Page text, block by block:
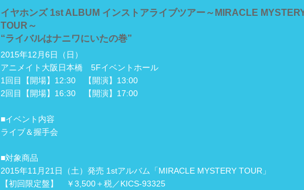
イヤホンズ 1st ALBUM インストアライブツアー～MIRACLE
TOUR～
“ライバルはナニワにいたの巻”
2015年12月6日（日）
アニメイト大阪日本橋 5Fイベントホール
1回目【開場】12:30 【開演】13:00
2回目【開場】16:30 【開演】17:00
■イベント内容
ライブ＆握手会
■対象商品
2015年11月21日（土）発売 1stアルバム「MIRACLE MYSTERY TOUR」
【初回限定盤】 ￥3,500＋税／KICS-93325